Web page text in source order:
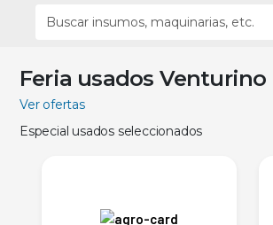
Feria usados Venturino
Ver ofertas
Especial usados seleccionados